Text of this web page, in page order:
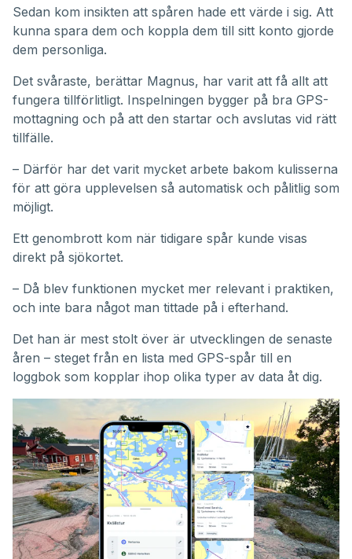
Sedan kom insikten att spåren hade ett värde i sig. Att
kunna spara dem och koppla dem till sitt konto gjorde
dem personliga.
Det svåraste, berättar Magnus, har varit att få allt att
fungera tillförlitligt. Inspelningen bygger på bra GPS-
mottagning och på att den startar och avslutas vid rätt
tillfälle.
– Därför har det varit mycket arbete bakom kulisserna
för att göra upplevelsen så automatisk och pålitlig som
möjligt.
Ett genombrott kom när tidigare spår kunde visas
direkt på sjökortet.
– Då blev funktionen mycket mer relevant i praktiken,
och inte bara något man tittade på i efterhand.
Det han är mest stolt över är utvecklingen de senaste
åren – steget från en lista med GPS-spår till en
loggbok som kopplar ihop olika typer av data åt dig.